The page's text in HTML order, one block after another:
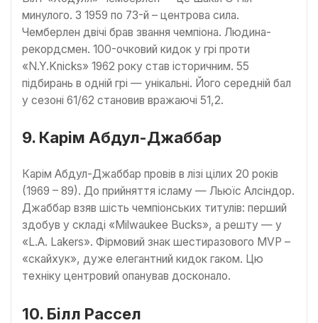
минулого. З 1959 по 73-й – центрова сила.
Чемберлен двічі брав звання чемпіона. Людина-
рекордсмен. 100-очковий кидок у грі проти
«N.Y.Knicks» 1962 року став історичним. 55
підбирань в одній грі — унікальні. Його середній бал
у сезоні 61/62 становив вражаючі 51,2.
9. Карім Абдул-Джаббар
Карім Абдул-Джаббар провів в лізі цілих 20 років
(1969 – 89). До прийняття ісламу — Льюїс Алсіндор.
Джаббар взяв шість чемпіонських титулів: перший
здобув у складі «Milwaukee Bucks», а решту — у
«L.A. Lakers». Фірмовий знак шестиразового MVP –
«скайхук», дуже елегантний кидок гаком. Цю
техніку центровий опанував досконало.
10. Білл Рассел